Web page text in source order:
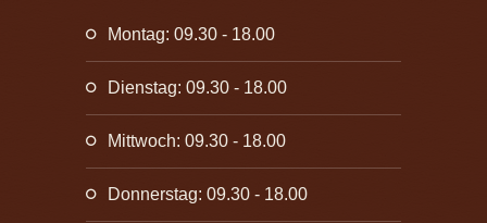
Montag: 09.30 - 18.00
Dienstag: 09.30 - 18.00
Mittwoch: 09.30 - 18.00
Donnerstag: 09.30 - 18.00